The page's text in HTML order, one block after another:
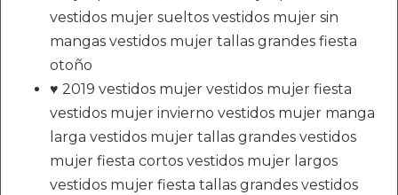
vestidos mujer sueltos vestidos mujer sin
mangas vestidos mujer tallas grandes fiesta
otoño
♥ 2019 vestidos mujer vestidos mujer fiesta
vestidos mujer invierno vestidos mujer manga
larga vestidos mujer tallas grandes vestidos
mujer fiesta cortos vestidos mujer largos
vestidos mujer fiesta tallas grandes vestidos